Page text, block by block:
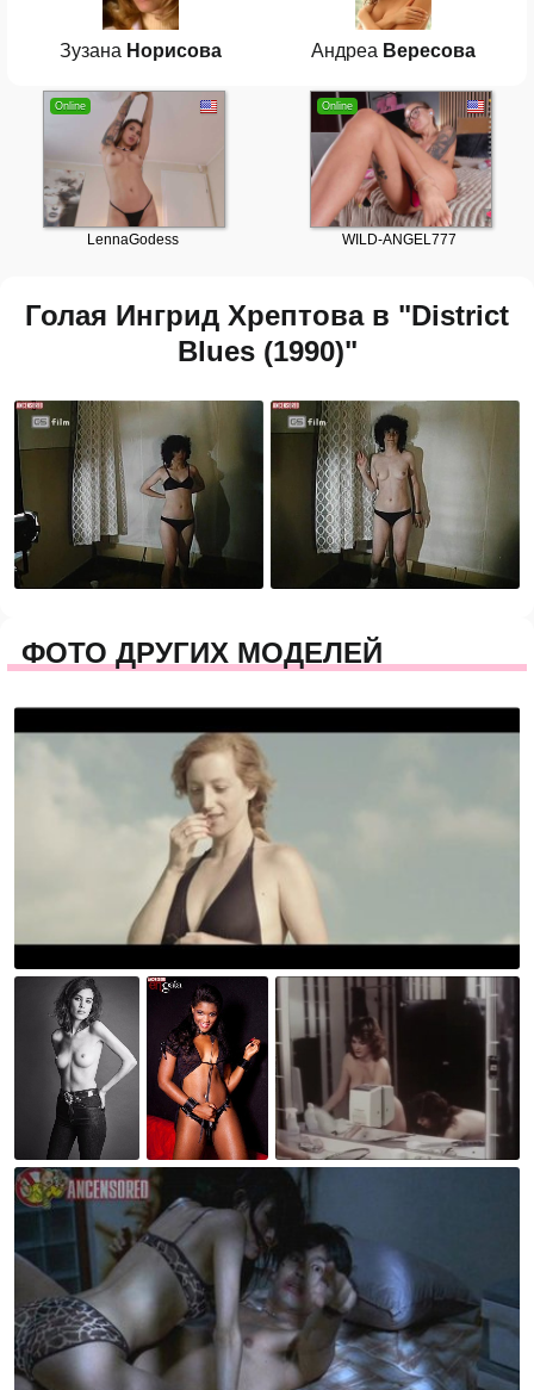
Зузана Норисова Андреа Вересова
Голая Ингрид Хрептова в "District
Blues (1990)"
ФОТО ДРУГИХ МОДЕЛЕЙ